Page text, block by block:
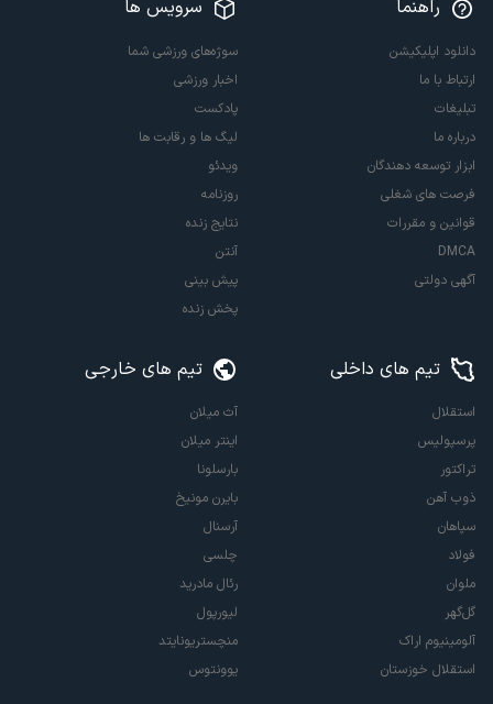
راهنما
دانلود اپلیکیشن
ارتباط با ما
تبلیغات
درباره ما
ابزار توسعه دهندگان
فرصت های شغلی
قوانین و مقررات
DMCA
آگهی دولتی
سرویس ها
سوژه‌های ورزشی شما
اخبار ورزشی
پادکست
لیگ ها و رقابت ها
ویدئو
روزنامه
نتایج زنده
آنتن
پیش بینی
پخش زنده
تیم های داخلی
استقلال
پرسپولیس
تراکتور
ذوب آهن
سپاهان
فولاد
ملوان
گل‌گهر
آلومینیوم اراک
استقلال خوزستان
تیم های خارجی
آث میلان
اینتر میلان
بارسلونا
بایرن مونیخ
آرسنال
چلسی
رئال مادرید
لیورپول
منچستریونایتد
یوونتوس